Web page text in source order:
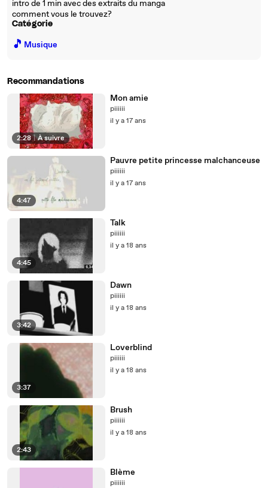
intro de 1 min avec des extraits du manga
comment vous le trouvez?
Catégorie
🎵 Musique
Recommandations
2:28 | À suivre
Mon amie
piiiiii
il y a 17 ans
4:47
Pauvre petite princesse malchanceuse
piiiiii
il y a 17 ans
4:45
Talk
piiiiii
il y a 18 ans
3:42
Dawn
piiiiii
il y a 18 ans
3:37
Loverblind
piiiiii
il y a 18 ans
2:43
Brush
piiiiii
il y a 18 ans
Blème
piiiiii